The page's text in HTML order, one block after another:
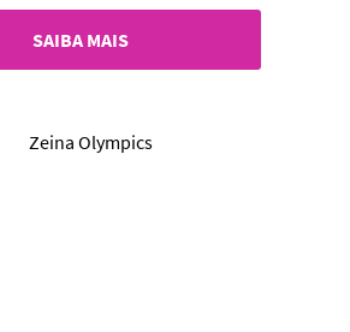
SAIBA MAIS